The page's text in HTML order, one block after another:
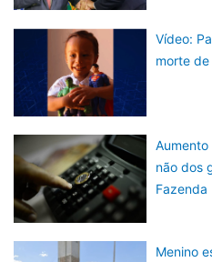
Vídeo:
morte
não dos
Fazenda
Menino